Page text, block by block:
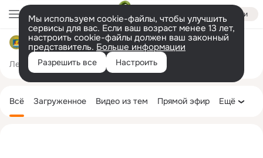
Войти
Мы используем cookie-файлы, чтобы улучшить
сервисы для вас. Если ваш возраст менее 13 лет,
настроить cookie-файлы должен ваш законный
представитель. Больше информации
Разрешить все Настроить
Чернаковское поселение
Лента Участники 66 Темы 896 Фото
колонка
Всё Загруженное Видео из тем Прямой эфир Ещё